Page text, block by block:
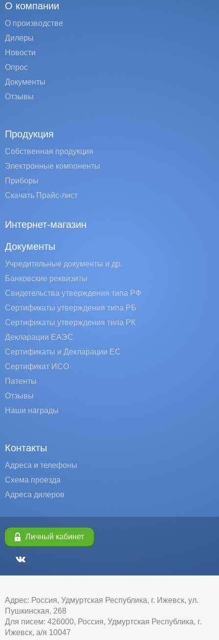
О компании
О производстве
Дилеры
Новости
Опрос
Документы
Отзывы
Продукция
Собственная продукция
Электронные компоненты
Приборы
Скачать Прайс-лист
Интернет-магазин
Документы
Учредительные документы и др.
Банковские реквизиты
Свидетельства утверждения типа РФ
Сертификаты утверждения типа РБ
Сертификаты утверждения типа РК
Декларации ЕАЭС
Сертификаты и Декларации EC
Сертификат ИСО
Патенты
Отзывы
Наши награды
Контакты
Адреса и телефоны
Схема проезда
Адреса дилеров
Личный кабинет
Адрес: Россия, Удмуртская Республика, г. Ижевск, ул.
Пушкинская, 268
Для писем: 426000, Россия, Удмуртская Республика, г.
Ижевск, а/я 10047